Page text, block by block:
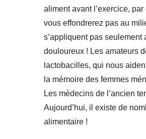
aliment avant l’exercice,
vous effondrerez pas au
s’appliquent pas
douloureux ! Les amateurs
lactobacilles, qui nous
la mémoire des femmes
Les médecins de l’ancien
Aujourd’hui, il existe de
alimentaire !